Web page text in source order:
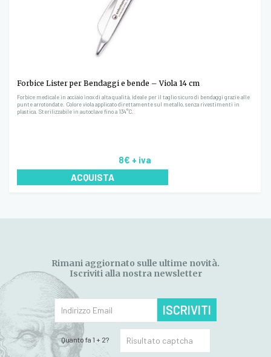
Forbice Lister per Bendaggi e bende – Viola 14 cm
Forbice medicale in acciaio inox di alta qualità, ideale per il taglio sicuro di bendaggi grazie alle
punte arrotondate. Colore viola applicato direttamente sul metallo, senza rivestimenti in
plastica. Sterilizzabile in autoclave fino a 134°C.
8€ + iva
ACQUISTA
Rimani aggiornato sulle ultime novità.
Iscriviti alla nostra newsletter
ISCRIVITI
Quanto fa 1 + 2?